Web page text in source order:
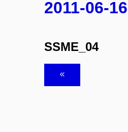
2011-06-
SSME_04